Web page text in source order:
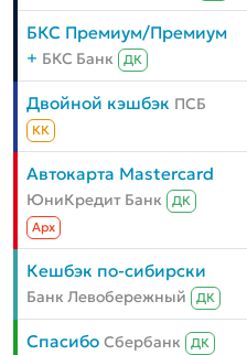
БКС Премиум/Премиум
+ БКС Банк ДК
Двойной кэшбэк ПСБ
КК
Автокарта Mastercard
ЮниКредит Банк
ДК
Aрх
Кешбэк по-сибирски
Банк Левобережный ДК
Спасибо Сбербанк
ДК